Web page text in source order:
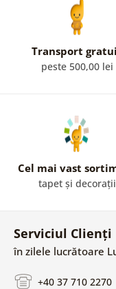
Transport
peste 500,00 lei
Cel mai vast
tapet și decorații
Serviciul Clienți
în zilele lucrătoare
+40 37 710 2270